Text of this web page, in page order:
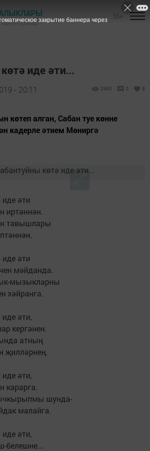
- Балтач районы
иде әти...
- 20:11 2960 0 8
көтеп алган, Сабан туе көнне
кадерле əтием Мөниргə
әти
иртәннән.
тавышлары
әти
мәйданда.
мызыкларны
хәйранга.
әти,
кергәнен.
атның
җилләрнең.
әти,
карарга.
шунда-
малайга.
әти,
белешне...
закрытие баннера через